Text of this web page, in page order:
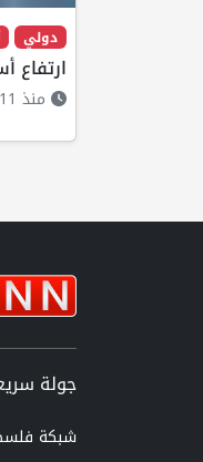
دولي
ارتفاع
منذ 11 دقيقة
جولة
شبكة